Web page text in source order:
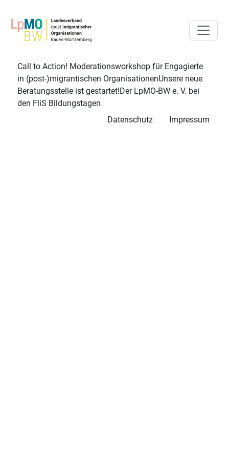
Call to Action! Moderationsworkshop für Engagierte
in (post-)migrantischen OrganisationenUnsere neue
Beratungsstelle ist gestartet!Der LpMO-BW e. V. bei
den FliS Bildungstagen
Datenschutz
Impressum